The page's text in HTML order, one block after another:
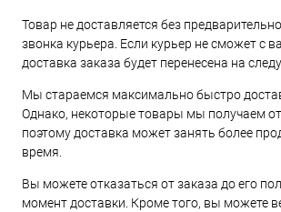
Товар не доставляется без
звонка курьера. Если курьер не сможет с
доставка заказа будет перенесена на
Мы стараемся максимально быстро
Однако, некоторые товары мы получаем
поэтому доставка может занять более
время.
Вы можете отказаться от заказа до его
момент доставки. Кроме того, вы можете